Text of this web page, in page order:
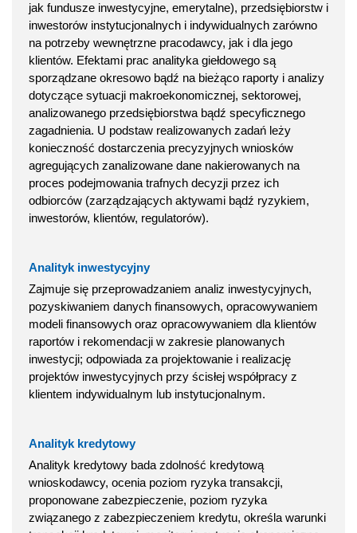
jak fundusze inwestycyjne, emerytalne), przedsiębiorstw i
inwestorów instytucjonalnych i indywidualnych zarówno
na potrzeby wewnętrzne pracodawcy, jak i dla jego
klientów. Efektami prac analityka giełdowego są
sporządzane okresowo bądź na bieżąco raporty i analizy
dotyczące sytuacji makroekonomicznej, sektorowej,
analizowanego przedsiębiorstwa bądź specyficznego
zagadnienia. U podstaw realizowanych zadań leży
konieczność dostarczenia precyzyjnych wniosków
agregujących zanalizowane dane nakierowanych na
proces podejmowania trafnych decyzji przez ich
odbiorców (zarządzających aktywami bądź ryzykiem,
inwestorów, klientów, regulatorów).
Analityk inwestycyjny
Zajmuje się przeprowadzaniem analiz inwestycyjnych,
pozyskiwaniem danych finansowych, opracowywaniem
modeli finansowych oraz opracowywaniem dla klientów
raportów i rekomendacji w zakresie planowanych
inwestycji; odpowiada za projektowanie i realizację
projektów inwestycyjnych przy ścisłej współpracy z
klientem indywidualnym lub instytucjonalnym.
Analityk kredytowy
Analityk kredytowy bada zdolność kredytową
wnioskodawcy, ocenia poziom ryzyka transakcji,
proponowane zabezpieczenie, poziom ryzyka
związanego z zabezpieczeniem kredytu, określa warunki